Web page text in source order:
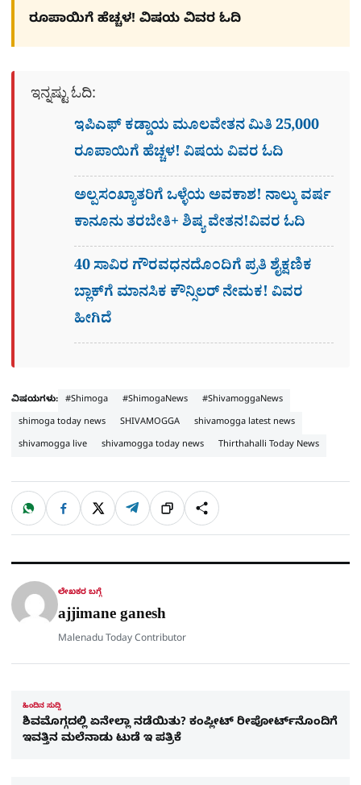
ರೂಪಾಯಿಗೆ ಹೆಚ್ಚಳ! ವಿಷಯ ವಿವರ ಓದಿ
ಇನ್ನಷ್ಟು ಓದಿ:
ಇಪಿಎಫ್ ಕಡ್ಡಾಯ ಮೂಲವೇತನ ಮಿತಿ 25,000
ರೂಪಾಯಿಗೆ ಹೆಚ್ಚಳ! ವಿಷಯ ವಿವರ ಓದಿ
ಅಲ್ಪಸಂಖ್ಯಾತರಿಗೆ ಒಳ್ಳೆಯ ಅವಕಾಶ! ನಾಲ್ಕು ವರ್ಷ
ಕಾನೂನು ತರಬೇತಿ+ ಶಿಷ್ಯ ವೇತನ!ವಿವರ ಓದಿ
40 ಸಾವಿರ ಗೌರವಧನದೊಂದಿಗೆ ಪ್ರತಿ ಶೈಕ್ಷಣಿಕ
ಬ್ಲಾಕ್‌ಗೆ ಮಾನಸಿಕ ಕೌನ್ಸಿಲರ್ ನೇಮಕ! ವಿವರ
ಹೀಗಿದೆ
ವಿಷಯಗಳು: #Shimoga #ShimogaNews
#ShivamoggaNews
shimoga today news
SHIVAMOGGA
shivamogga latest news
shivamogga live
shivamogga today news Thirthahalli Today News
ಹಂಚಿಕೊಳ್ಳಿ
W
a
t
p
F
c
e
o
X T
l
e
a
ಲಿಂ
ಕ್
S
h
a
ಲೇಖಕರ ಬಗ್ಗೆ
ajjimane ganesh
Malenadu Today Contributor
ಹಿಂದಿನ ಸುದ್ದಿ
ಶಿವಮೊಗ್ಗದಲ್ಲಿ ಏನೇಲ್ಲಾ ನಡೆಯಿತು? ಕಂಪ್ಲೀಟ್​ ರೀಪೋರ್ಟ್​ನೊಂದಿಗೆ
ಇವತ್ತಿನ ಮಲೆನಾಡು ಟುಡೆ ಇ ಪತ್ರಿಕೆ